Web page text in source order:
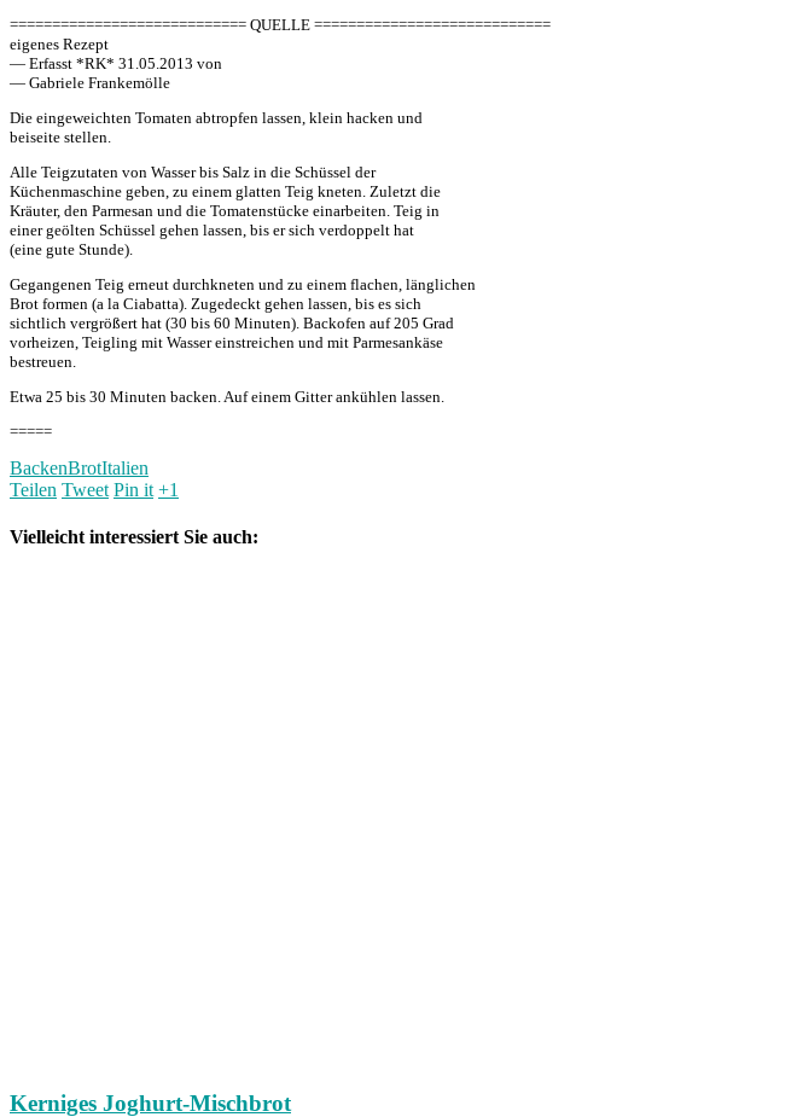
============================ QUELLE ============================
eigenes Rezept
— Erfasst *RK* 31.05.2013 von
— Gabriele Frankemölle
Die eingeweichten Tomaten abtropfen lassen, klein hacken und
beiseite stellen.
Alle Teigzutaten von Wasser bis Salz in die Schüssel der
Küchenmaschine geben, zu einem glatten Teig kneten. Zuletzt die
Kräuter, den Parmesan und die Tomatenstücke einarbeiten. Teig in
einer geölten Schüssel gehen lassen, bis er sich verdoppelt hat
(eine gute Stunde).
Gegangenen Teig erneut durchkneten und zu einem flachen, länglichen
Brot formen (a la Ciabatta). Zugedeckt gehen lassen, bis es sich
sichtlich vergrößert hat (30 bis 60 Minuten). Backofen auf 205 Grad
vorheizen, Teigling mit Wasser einstreichen und mit Parmesankäse
bestreuen.
Etwa 25 bis 30 Minuten backen. Auf einem Gitter ankühlen lassen.
=====
BackenBrotItalien
Teilen Tweet Pin it +1
Vielleicht interessiert Sie auch:
Kerniges Joghurt-Mischbrot